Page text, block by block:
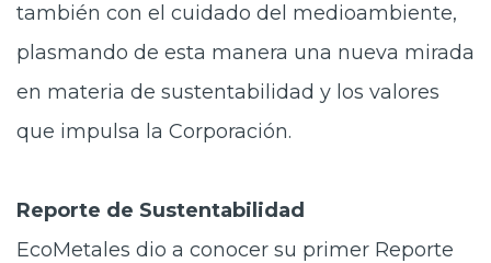
también con el cuidado del medioambiente,
plasmando de esta manera una nueva mirada
en materia de sustentabilidad y los valores
que impulsa la Corporación.
Reporte de Sustentabilidad
EcoMetales dio a conocer su primer Reporte